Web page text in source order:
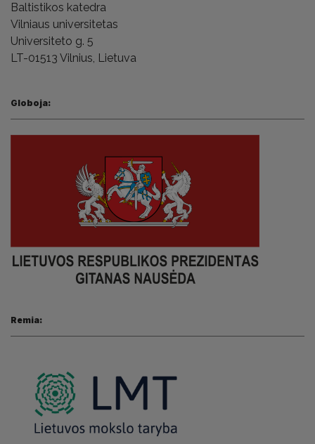
Baltistikos katedra
Vilniaus universitetas
Universiteto g. 5
LT-01513 Vilnius, Lietuva
Globoja:
Remia: